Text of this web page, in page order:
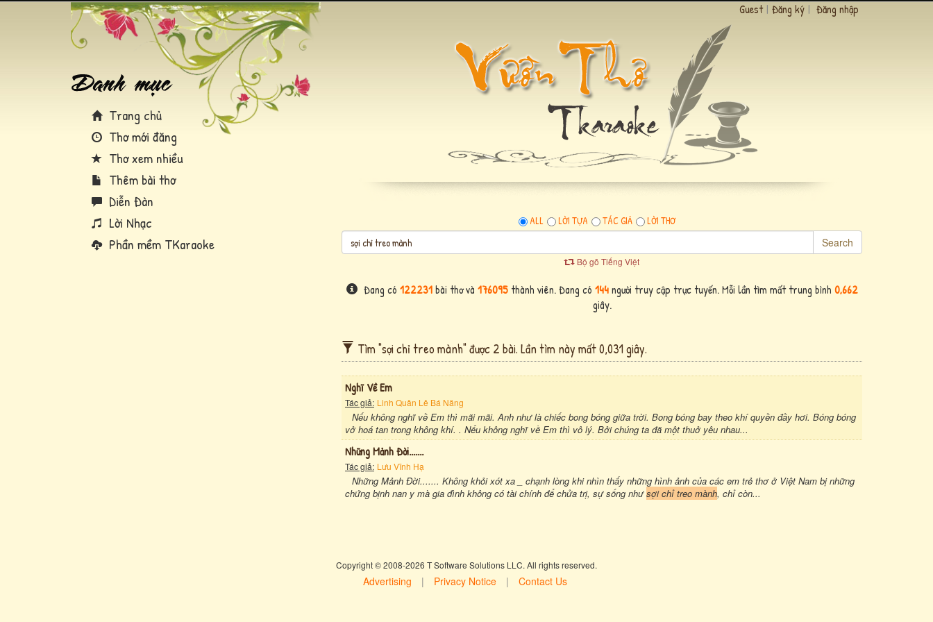
Trang chủ
Thơ mới đăng
Thơ xem nhiều
Thêm bài thơ
Diễn Đàn
Lời Nhạc
Phần mềm TKaraoke
Guest | Đăng ký | Đăng nhập
ALL LỜI TỰA TÁC GIẢ LỜI THƠ
Search
Bộ gõ Tiếng Việt
Đang có 122231bài thơ và 176095thành viên. Đang có 144người truy cập trực tuyến. Mỗi lần tìm mất trung bình 0,662
giây.
Tìm "sợi chỉ treo mành" được 2 bài. Lần tìm này mất 0,031 giây.
Nghĩ Về Em
Tác giả: Linh Quân Lê Bá Năng
Nếu không nghĩ về Em thì mãi mãi. Anh như là chiếc bong bóng giữa trời. Bong bóng bay theo khí quyền đầy hơi. Bóng bóng
vở hoá tan trong không khí. . Nếu không nghĩ về Em thì vô lý. Bởi chúng ta đã một thuở yêu nhau...
Những Mảnh Đời.......
Tác giả: Lưu Vĩnh Hạ
Những Mảnh Đời....... Không khỏi xót xa _ chạnh lòng khi nhìn thấy những hình ảnh của các em trẻ thơ ở Việt Nam bị những
chứng bịnh nan y mà gia đình không có tài chính để chửa trị, sự sống nhưsợi chỉ treo mành, chỉ còn...
Copyright © 2008-2026 T Software Solutions LLC. All rights reserved.
Advertising | Privacy Notice | Contact Us